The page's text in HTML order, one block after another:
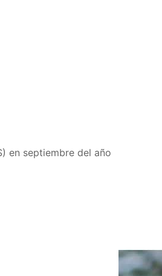
en septiembre del año